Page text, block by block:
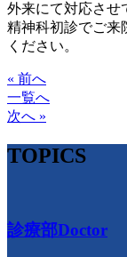
外来にて対応させ
精神科初診でご来
ください。
« 前へ
一覧へ
次へ »
TOPICS
診療部Doctor